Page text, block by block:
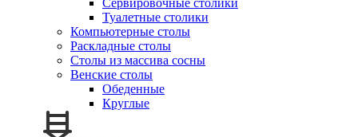
Сервировочные столики
Туалетные столики
Компьютерные столы
Раскладные столы
Столы из массива сосны
Венские столы
Обеденные
Круглые